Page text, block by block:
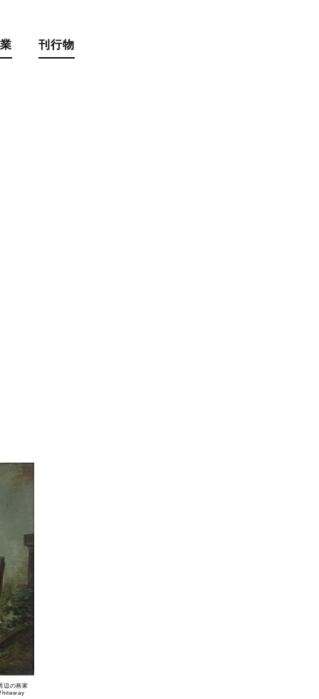
刊行物
辺の画家